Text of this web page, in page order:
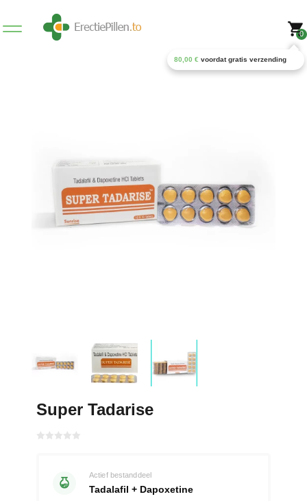
0
80,00 € voordat gratis verzending
Super Tadarise
Actief bestanddeel
Tadalafil + Dapoxetine